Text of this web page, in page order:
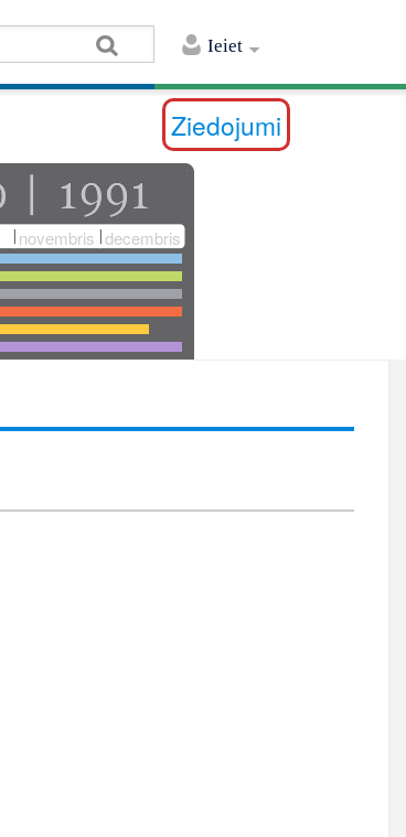
Ieiet
Ziedojumi
novembris decembris